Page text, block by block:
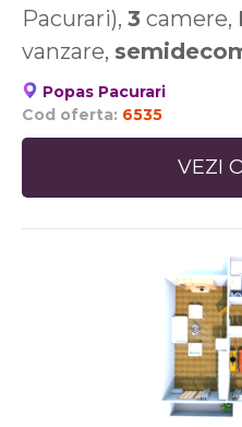
Pacurari), 3 camere,
vanzare,
Popas Pacurari
Cod oferta: 6535
VEZI